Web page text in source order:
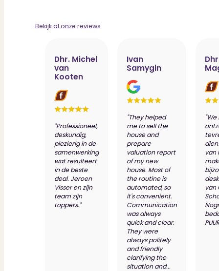
Bekijk al onze reviews
Dhr. Michel
van
Kooten
"Professioneel,
deskundig,
plezierig in de
samenwerking
wat resulteert
in de beste
deal. Jeroen
Visser en zijn
team zijn
toppers."
Ivan
Samygin
"They helped
me to sell the
house and
prepare
valuation report
of my new
house. Most of
the routine is
automated, so
it's convenient.
Communication
was always
quick and clear.
They were
always politely
and friendly
clarifying the
situation and...
"We
van
van